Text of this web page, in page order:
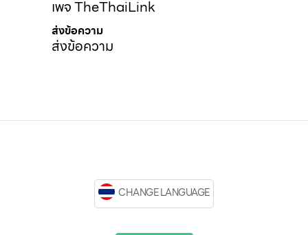
เพจ TheThaiLink
ส่งข้อความ
ส่งข้อความ
CHANGE LANGUAGE